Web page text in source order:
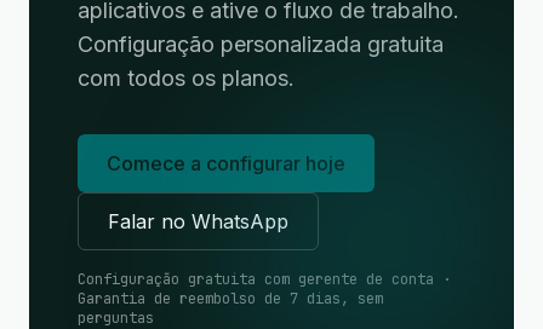
aplicativos e ative o fluxo de trabalho.
Configuração personalizada gratuita
com todos os planos.
Comece a configurar hoje
Falar no WhatsApp
Configuração gratuita com gerente de conta ·
Garantia de reembolso de 7 dias, sem
perguntas